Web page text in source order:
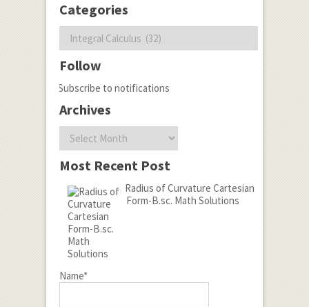
Categories
Categories
Follow
Subscribe to notifications
Archives
Archives
Most Recent Post
Radius of Curvature Cartesian
Form-B.sc. Math Solutions
Name*